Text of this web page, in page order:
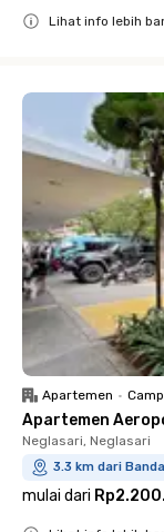
Lihat info lebih
Apartemen •
Apartemen
Neglasari, Neglasari
3.3 km dari
mulai dari